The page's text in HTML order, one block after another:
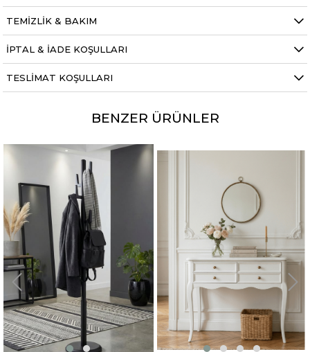
Ve bazen en güzel şeyler…
En sade olanlardır.
TEMIZLIK & BAKIM
İPTAL & İADE KOŞULLARI
TESLIMAT KOŞULLARI
BENZER ÜRÜNLER